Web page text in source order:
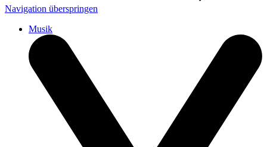
Navigation überspringen
Musik